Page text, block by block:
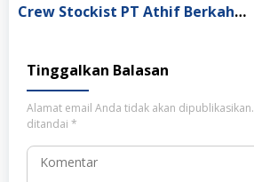
Crew Stockist PT Athif Berkah Indonesia Medan
Tinggalkan Balasan
Alamat email Anda tidak akan dipublikasikan.
ditandai *